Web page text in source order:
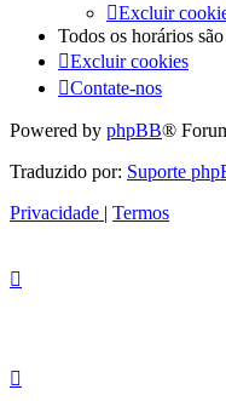
Excluir
Todos os horários são
Excluir cookies
Contate-nos
Powered by phpBB®
Traduzido por: Suporte
Privacidade
Termos